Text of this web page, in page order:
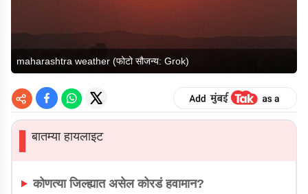
maharashtra weather (फोटो सौजन्य: Grok)
▌बातम्या हायलाइट
कोणत्या जिल्ह्यात असेल कोरडं हवामान?